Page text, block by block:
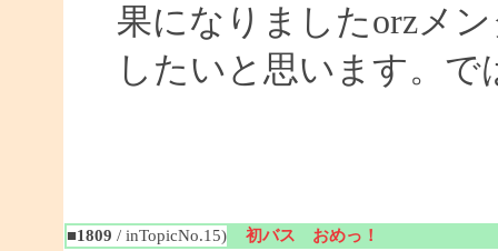
果になりましたorzメ
したいと思います。で
■1809 / inTopicNo.15) 初バス おめっ！